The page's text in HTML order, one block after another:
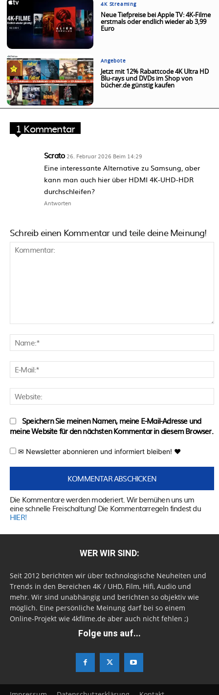
4K Streaming
Neue Tiefpreise bei Apple TV: 4K-Filme
erstmals oder endlich wieder ab 3,99
Euro
Angebote
Jetzt mit 12% Rabattcode 4K Ultra HD
Blu-rays und DVDs im Shop von
bücher.de günstig kaufen
1 Kommentar
Scrato 26. Februar 2026 Beim 14:29
Eine interessante Alternative zu Samsung, aber
kann man auch hier über HDMI 4K-UHD-HDR
durchschleifen?
Antworten
Schreib einen Kommentar und teile deine Meinung!
Speichern Sie meinen Namen, meine E-Mail-Adresse und
meine Website für den nächsten Kommentar in diesem Browser.
✉ Newsletter abonnieren und informiert bleiben! ♥
Die Kommentare werden moderiert. Wir bemühen uns um
eine schnelle Freischaltung! Die Kommentarregeln findest du
HIER!
WER WIR SIND:
Seit 2012 berichten wir über technologische Neuheiten und
Trends in den Bereichen 4K / UHD, Film, Hifi, Audio und
mehr. Wir sind unabhängig und berichten so objektiv wie
möglich. Eine persönliche Meinung darf bei so einem
Online-Projekt wie 4kfilme.de aber auch nicht fehlen ;)
Folge uns auf...